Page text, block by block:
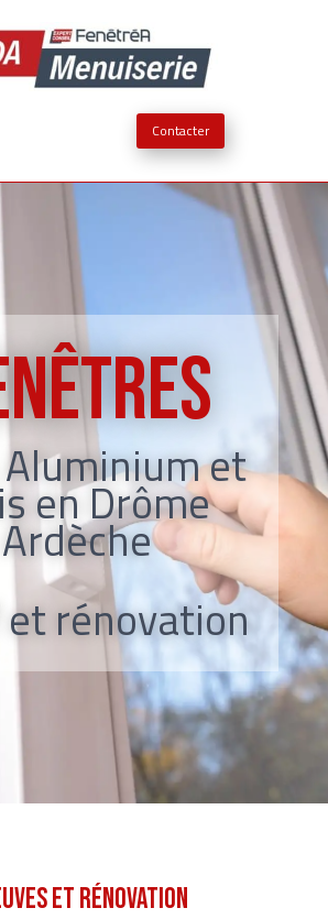
Contacter
Aluminium et
en Drôme
Ardèche
rénovation
et rénovation